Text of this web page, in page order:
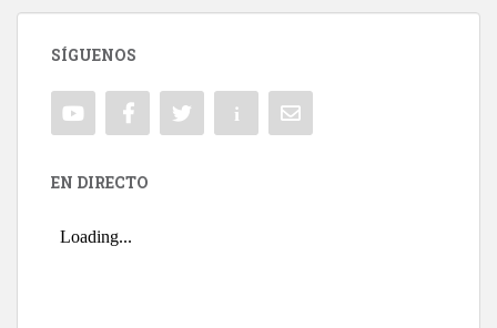
SÍGUENOS
EN DIRECTO